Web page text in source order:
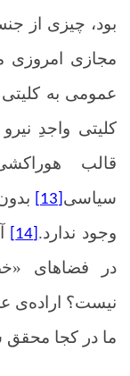
بود، چیزی از
مجازی امروزی
عمومی به کلیتی
کلیتی واجدِ
قالب
سیاسی
وجود ندارد.
در فضاهای
نیست؟ اراده‌ی
ما در کجا محقق